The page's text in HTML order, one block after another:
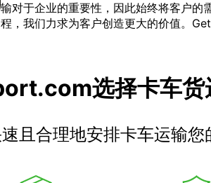
输对于企业的重要性，因此始终将客户的
程，我们力求为客户创造更大的价值。
选择卡车货
且合理地安排卡车运输您